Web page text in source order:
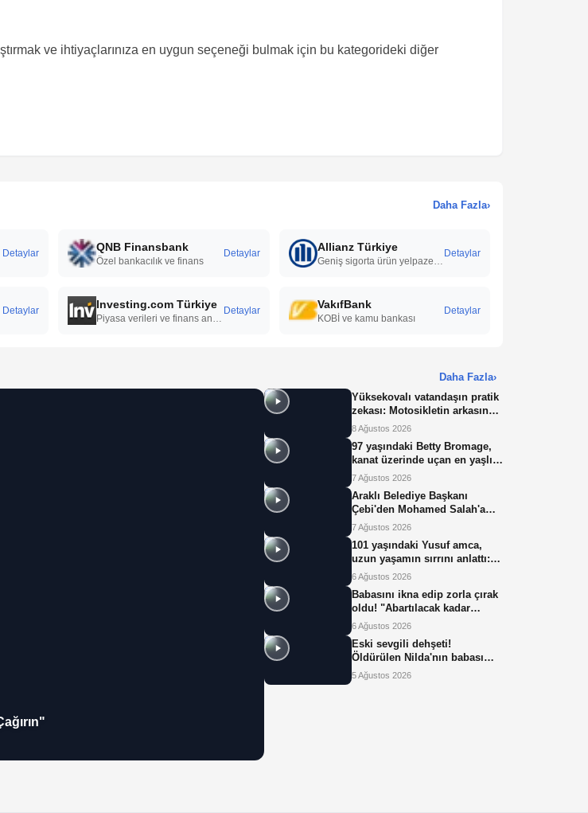
ve ihtiyaçlarınıza en uygun seçeneği bulmak için bu kategorideki diğer
Daha Fazla›
Detaylar QNB Finansbank
Özel bankacılık ve finans
Detaylar Allianz Türkiye Detaylar
Detaylar Investing.com Türkiye Detaylar VakıfBank
KOBİ ve kamu bankası
Detaylar
Daha Fazla›
Yüksekovalı vatandaşın pratik
zekası: Motosikletin arkasına
el arabası bağlayarak üzerinde
ot taşıdı
8 Ağustos 2026
97 yaşındaki Betty Bromage,
kanat üzerinde uçan en yaşlı
kadın olarak Guinness Dünya
Rekoru'nu kırdı
7 Ağustos 2026
Araklı Belediye Başkanı
Çebi'den Mohamed Salah'a
arazi teklifi: Salah neye
uğradığını şaşırdı!
7 Ağustos 2026
101 yaşındaki Yusuf amca,
uzun yaşamın sırrını anlattı:
"Sevecek, sabırlı olacaksın"
6 Ağustos 2026
Babasını ikna edip zorla çırak
oldu! "Abartılacak kadar
yorucu bir iş değil"
6 Ağustos 2026
Eski sevgili dehşeti!
Öldürülen Nilda'nın babası
isyan etti: "Ekmeğimizi
paylaştık"
5 Ağustos 2026